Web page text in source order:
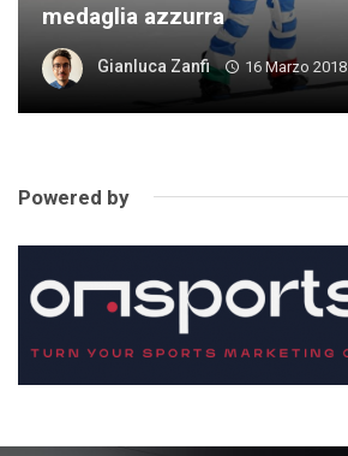
medaglia azzurra
Gianluca Zanfi 16 Marzo 2018
Powered by